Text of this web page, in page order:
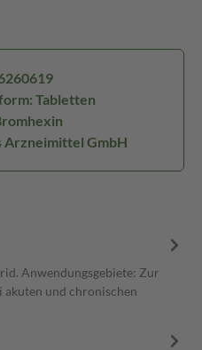
Tabletten
GmbH
Anwendungsgebiete: Zur
akuten und chronischen